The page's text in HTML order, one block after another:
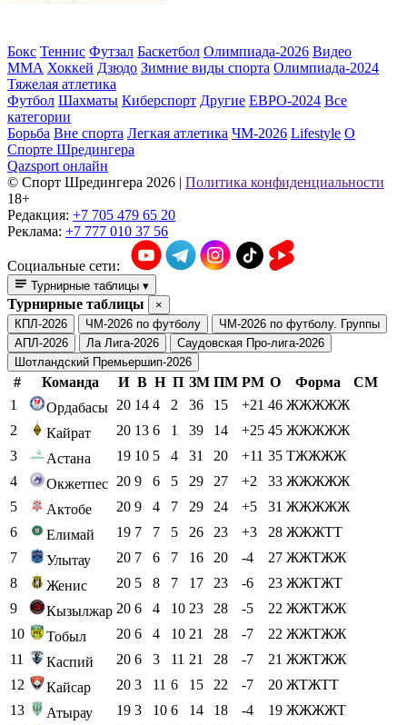
Бокс Теннис Футзал Баскетбол Олимпиада-2026 Видео
ММА Хоккей Дзюдо Зимние виды спорта Олимпиада-2024
Тяжелая атлетика
Футбол Шахматы Киберспорт Другие ЕВРО-2024 Все
категории
Борьба Вне спорта Легкая атлетика ЧМ-2026 Lifestyle О
Спорте Шредингера
Qazsport онлайн
© Cпорт Шредингера 2026 | Политика конфиденциальности
18+
Редакция: +7 705 479 65 20
Реклама: +7 777 010 37 56
Социальные сети:
Турнирные таблицы ▾
Турнирные таблицы
×
КПЛ-2026
ЧМ-2026 по футболу
ЧМ-2026 по футболу. Группы
АПЛ-2026
Ла Лига-2026
Саудовская Про-лига-2026
Шотландский Премьершип-2026
# Команда И В Н П ЗМ ПМ РМ О Форма
СМ
1
Ордабасы 20 14 4 2 36 15 +21 46 ЖЖЖЖЖ
2
Кайрат 20 13 6 1 39 14 +25 45 ЖЖЖЖЖ
3
Астана 19 10 5 4 31 20 +11 35 ТЖЖЖЖ
4
Окжетпес 20 9 6 5 29 27 +2 33 ЖЖЖЖЖ
5
Актобе 20 9 4 7 29 24 +5 31 ЖЖЖЖЖ
6
Елимай 19 7 7 5 26 23 +3 28 ЖЖЖТТ
7
Улытау 20 7 6 7 16 20 -4 27 ЖЖТЖЖ
8
Женис 20 5 8 7 17 23 -6 23 ЖЖТЖТ
9
Кызылжар 20 6 4 10 23 28 -5 22 ЖЖТЖЖ
10
Тобыл 20 6 4 10 21 28 -7 22 ЖЖТЖЖ
11
Каспий 20 6 3 11 21 28 -7 21 ЖЖТЖЖ
12
Кайсар 20 3 11 6 15 22 -7 20 ЖТЖТТ
13
Атырау 19 3 10 6 14 18 -4 19 ЖЖЖЖТ